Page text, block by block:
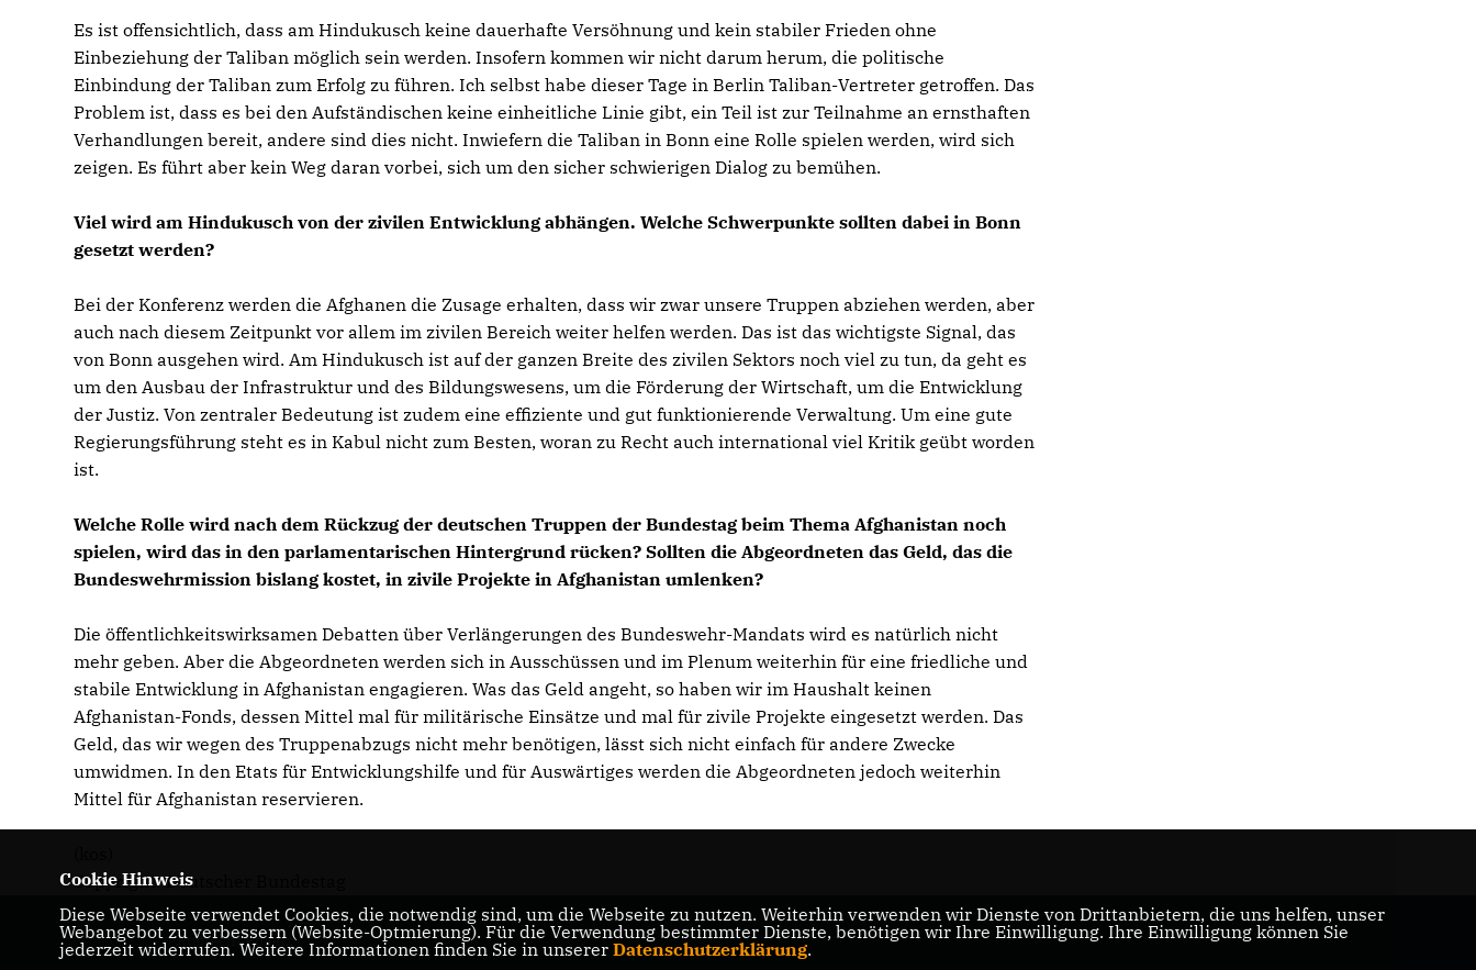
Es ist offensichtlich, dass am Hindukusch keine dauerhafte Versöhnung und kein stabiler Frieden ohne
Einbeziehung der Taliban möglich sein werden. Insofern kommen wir nicht darum herum, die politische
Einbindung der Taliban zum Erfolg zu führen. Ich selbst habe dieser Tage in Berlin Taliban-Vertreter getroffen. Das
Problem ist, dass es bei den Aufständischen keine einheitliche Linie gibt, ein Teil ist zur Teilnahme an ernsthaften
Verhandlungen bereit, andere sind dies nicht. Inwiefern die Taliban in Bonn eine Rolle spielen werden, wird sich
zeigen. Es führt aber kein Weg daran vorbei, sich um den sicher schwierigen Dialog zu bemühen.
Viel wird am Hindukusch von der zivilen Entwicklung abhängen. Welche Schwerpunkte sollten dabei in Bonn
gesetzt werden?
Bei der Konferenz werden die Afghanen die Zusage erhalten, dass wir zwar unsere Truppen abziehen werden, aber
auch nach diesem Zeitpunkt vor allem im zivilen Bereich weiter helfen werden. Das ist das wichtigste Signal, das
von Bonn ausgehen wird. Am Hindukusch ist auf der ganzen Breite des zivilen Sektors noch viel zu tun, da geht es
um den Ausbau der Infrastruktur und des Bildungswesens, um die Förderung der Wirtschaft, um die Entwicklung
der Justiz. Von zentraler Bedeutung ist zudem eine effiziente und gut funktionierende Verwaltung. Um eine gute
Regierungsführung steht es in Kabul nicht zum Besten, woran zu Recht auch international viel Kritik geübt worden
ist.
Welche Rolle wird nach dem Rückzug der deutschen Truppen der Bundestag beim Thema Afghanistan noch
spielen, wird das in den parlamentarischen Hintergrund rücken? Sollten die Abgeordneten das Geld, das die
Bundeswehrmission bislang kostet, in zivile Projekte in Afghanistan umlenken?
Die öffentlichkeitswirksamen Debatten über Verlängerungen des Bundeswehr-Mandats wird es natürlich nicht
mehr geben. Aber die Abgeordneten werden sich in Ausschüssen und im Plenum weiterhin für eine friedliche und
stabile Entwicklung in Afghanistan engagieren. Was das Geld angeht, so haben wir im Haushalt keinen
Afghanistan-Fonds, dessen Mittel mal für militärische Einsätze und mal für zivile Projekte eingesetzt werden. Das
Geld, das wir wegen des Truppenabzugs nicht mehr benötigen, lässt sich nicht einfach für andere Zwecke
umwidmen. In den Etats für Entwicklungshilfe und für Auswärtiges werden die Abgeordneten jedoch weiterhin
Mittel für Afghanistan reservieren.
Copyright: Deutscher Bundestag
Ruprecht Polenz
Cookie Hinweis
Diese Webseite verwendet Cookies, die notwendig sind, um die Webseite zu nutzen. Weiterhin verwenden wir Dienste von Drittanbietern, die uns helfen, unser
Webangebot zu verbessern (Website-Optmierung). Für die Verwendung bestimmter Dienste, benötigen wir Ihre Einwilligung. Ihre Einwilligung können Sie
jederzeit widerrufen. Weitere Informationen finden Sie in unserer Datenschutzerklärung.